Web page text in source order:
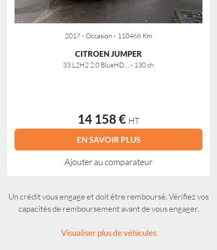
2017 - Occasion - 110468 Km
CITROEN JUMPER
33 L2H2 2.0 BlueHD... - 130 ch
14 158 € HT
EN SAVOIR PLUS
Ajouter au comparateur
Un crédit vous engage et doit être remboursé. Vérifiez vos
capacités de remboursement avant de vous engager.
Visualiser plus de véhicules